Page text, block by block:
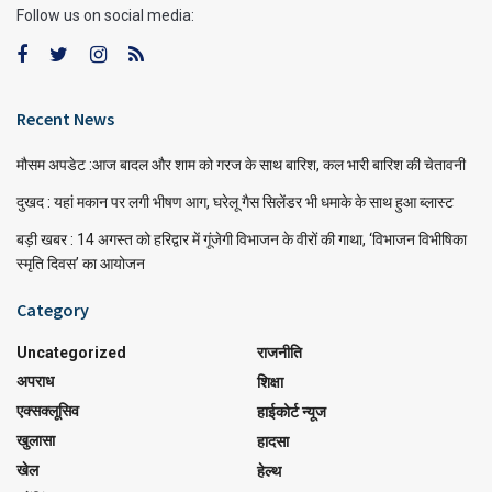
Follow us on social media:
Recent News
मौसम अपडेट :आज बादल और शाम को गरज के साथ बारिश, कल भारी बारिश की चेतावनी
दुखद : यहां मकान पर लगी भीषण आग, घरेलू गैस सिलेंडर भी धमाके के साथ हुआ ब्लास्ट
बड़ी खबर : 14 अगस्त को हरिद्वार में गूंजेगी विभाजन के वीरों की गाथा, ‘विभाजन विभीषिका
स्मृति दिवस’ का आयोजन
Category
Uncategorized
अपराध
एक्सक्लूसिव
खुलासा
खेल
राजनीति
शिक्षा
हाईकोर्ट न्यूज
हादसा
हेल्थ